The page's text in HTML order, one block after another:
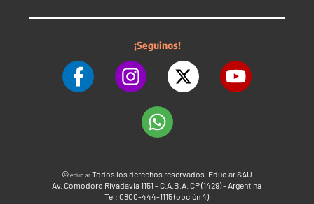
¡Seguinos!
©educ.arTodos los derechos reservados. Educ.ar SAU
Av. Comodoro Rivadavia 1151 - C.A.B.A. CP (1429) - Argentina
Tel: 0800-444-1115 (opción 4)